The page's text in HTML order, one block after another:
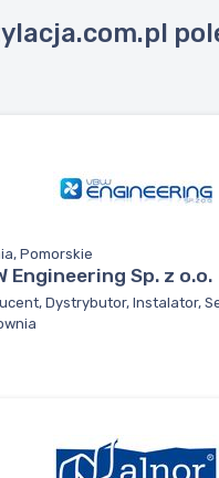
Pomorskie
Engineering Sp. z o.o.
Dystrybutor, Instalator,